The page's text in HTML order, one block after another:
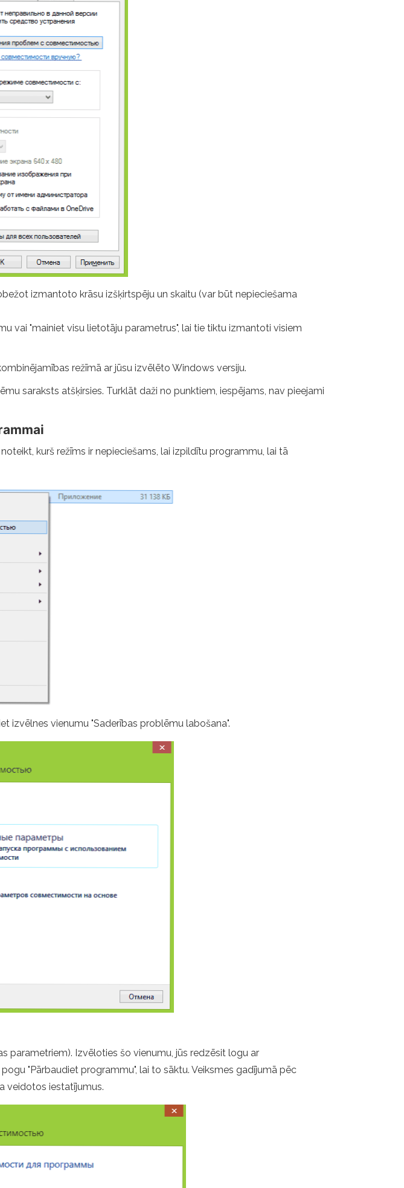
izmantoto krāsu izšķirtspēju un skaitu (var būt nepieciešama
vai "mainiet visu lietotāju parametrus", lai tie tiktu izmantoti visiem
režīmā ar jūsu izvēlēto Windows versiju.
saraksts atšķirsies. Turklāt daži no punktiem, iespējams, nav pieejami
kurš režīms ir nepieciešams, lai izpildītu programmu, lai tā
izvēlnes vienumu "Saderības problēmu labošana".
parametriem). Izvēloties šo vienumu, jūs redzēsit logu ar
"Pārbaudiet programmu", lai to sāktu. Veiksmes gadījumā pēc
veidotos iestatījumus.